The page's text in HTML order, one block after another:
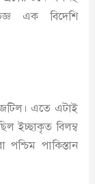
এক বিদেশি
জটিল। এতে এটাই
ইচ্ছাকৃত বিলম্ব
পাকিস্তান